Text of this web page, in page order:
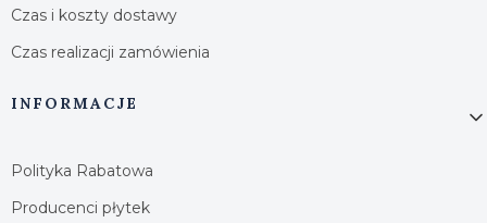
Czas i koszty dostawy
Czas realizacji zamówienia
INFORMACJE
Polityka Rabatowa
Producenci płytek